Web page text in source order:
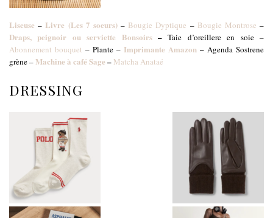
Liseuse – Livre (Les 7 soeurs)– Bougie Dyptique – Bougie Montrose –
Draps, peignoir ou serviette Bonsoirs–Taie d’oreillere en soie –
Abonnement bouquet – Plante – Imprimante Amazon – Agenda Sostrene
grène – Machine à café Sage– Matcha Anataé
DRESSING